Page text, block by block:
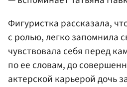
Фигуристка рассказала,
с ролью, легко запомнила
чувствовала себя перед
по ее словам, до
актерской карьерой дочь